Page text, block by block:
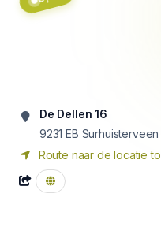
De Dellen 16
9231 EB Surhuisterveen
Route naar de locatie